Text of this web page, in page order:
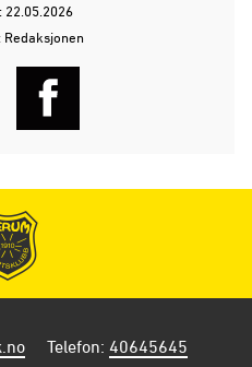
22.05.2026
Telefon: 40645645